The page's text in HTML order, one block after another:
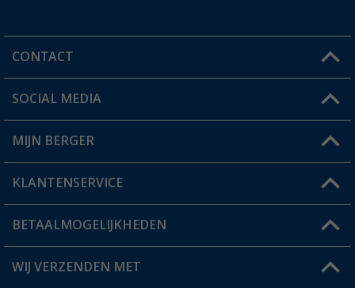
CONTACT
Een vraag?
Winkel vinden
SOCIAL MEDIA
MIJN BERGER
Mijn account
Status bestelling
KLANTENSERVICE
FAQ & Contact
Verzendinformatie
BETAALMOGELIJKHEDEN
WIJ VERZENDEN MET